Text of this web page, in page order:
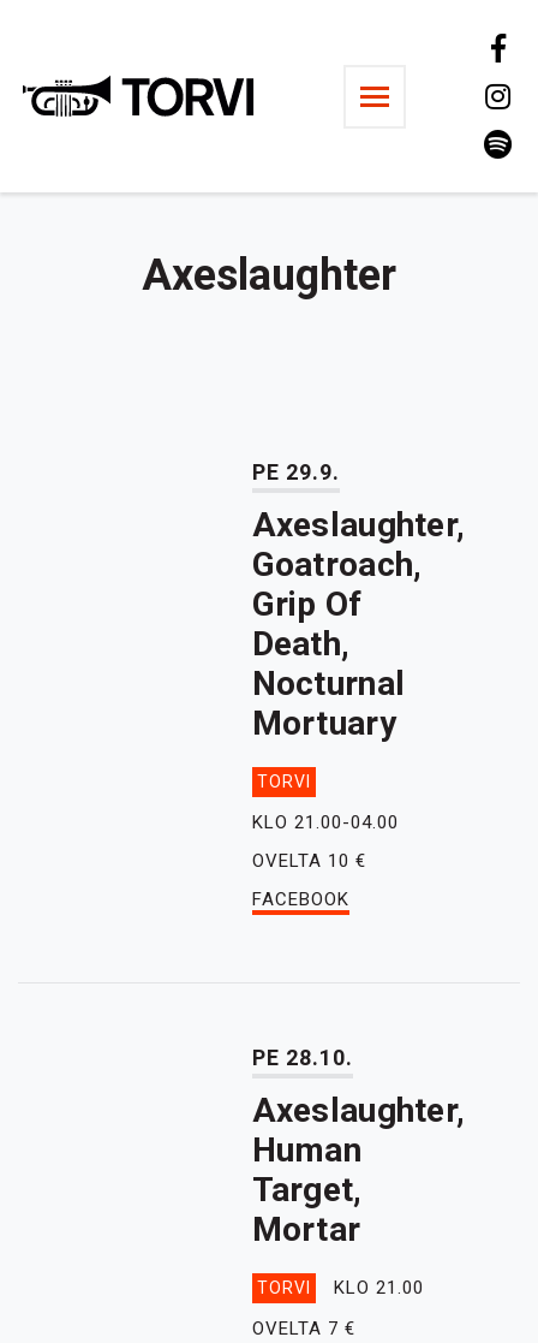
Ravintola Torvi
Axeslaughter
PE 29.9.
Axeslaughter,
Goatroach,
Grip Of
Death,
Nocturnal
Mortuary
TORVI
KLO 21.00-04.00
OVELTA 10 €
FACEBOOK
PE 28.10.
Axeslaughter,
Human
Target,
Mortar
TORVI
KLO 21.00
OVELTA 7 €